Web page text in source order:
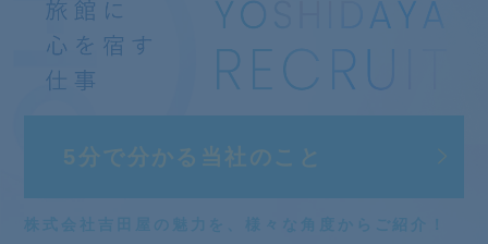
5分で分かる 当社のこと